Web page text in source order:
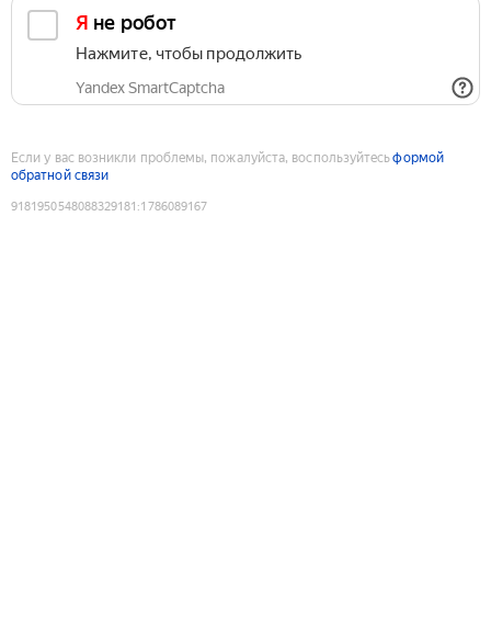
Я не робот
Нажмите, чтобы продолжить
Yandex SmartCaptcha
Если у вас возникли проблемы, пожалуйста, воспользуйтесьформой
обратной связи
9181950548088329181 :1786089167